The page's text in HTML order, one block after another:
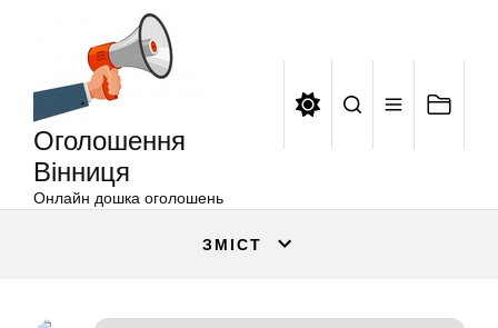
Оголошення
Вінниця
Онлайн дошка оголошень
ЗМІСТ